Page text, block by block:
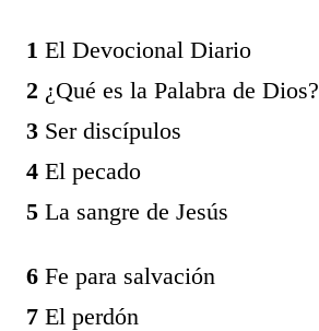
1 El Devocional Diario
2 ¿Qué es la Palabra de Dios?
3 Ser discípulos
4 El pecado
5 La sangre de Jesús
6 Fe para salvación
7 El perdón